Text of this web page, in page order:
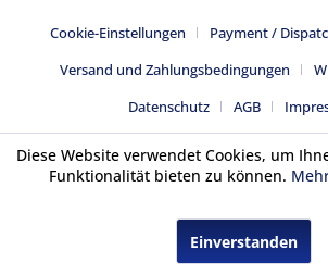
Cookie-Einstellungen Payment /
Versand und Zahlungsbedingungen
Datenschutz
AGB
Diese Website verwendet Cookies, um
Funktionalität bieten zu können.
Einverstanden